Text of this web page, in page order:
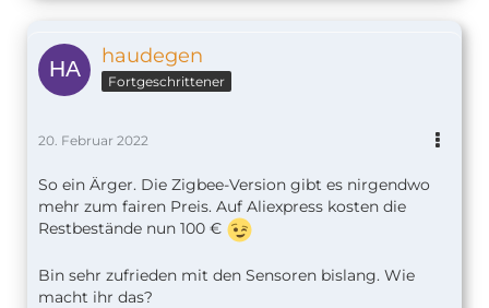
haudegen
Fortgeschrittener
20. Februar 2022
So ein Ärger. Die Zigbee-Version gibt es nirgendwo
mehr zum fairen Preis. Auf Aliexpress kosten die
Restbestände nun 100 €
Bin sehr zufrieden mit den Sensoren bislang. Wie
macht ihr das?